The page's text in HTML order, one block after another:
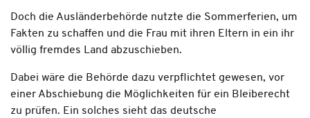
Doch die Ausländerbehörde nutzte die Sommerferien, um
Fakten zu schaffen und die Frau mit ihren Eltern in ein ihr
völlig fremdes Land abzuschieben.
Dabei wäre die Behörde dazu verpflichtet gewesen, vor
einer Abschiebung die Möglichkeiten für ein Bleiberecht
zu prüfen. Ein solches sieht das deutsche